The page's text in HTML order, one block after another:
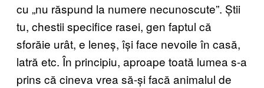
cu „nu răspund la numere necunoscute”. Știi
tu, chestii specifice rasei, gen faptul că
sforăie urât, e leneș, își face nevoile în casă,
latră etc. În principiu, aproape toată lumea s-a
prins că cineva vrea să-și facă animalul de